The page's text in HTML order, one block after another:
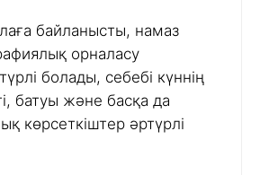
байланысты, намаз
орналасу
болады, себебі күннің
батуы және басқа да
көрсеткіштер әртүрлі